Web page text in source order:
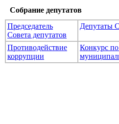
Собрание депутатов
Председатель
Совета депутатов
Депутаты
Противодействие
коррупции
Конкурс